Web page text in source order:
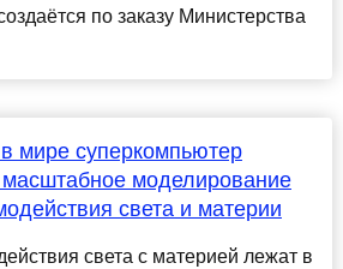
по заказу Министерства
мире суперкомпьютер
моделирование
света и материи
света с материей лежат в